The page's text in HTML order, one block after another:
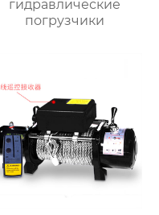
гидравлические
погрузчики